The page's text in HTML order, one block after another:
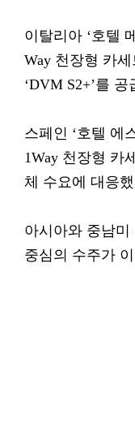
이탈리아 ‘호텔
Way 천장형 카
‘DVM S2+’를 공
스페인 ‘호텔 에
1Way 천장형 카
체 수요에 대응
아시아와 중남미
중심의 수주가